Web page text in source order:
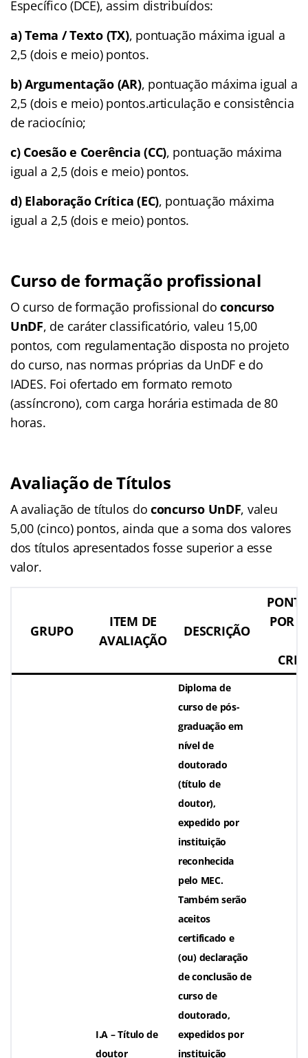
Específico (DCE), assim distribuídos:
a) Tema / Texto (TX), pontuação máxima igual a
2,5 (dois e meio) pontos.
b) Argumentação (AR), pontuação máxima igual a
2,5 (dois e meio) pontos.articulação e consistência
de raciocínio;
c) Coesão e Coerência (CC), pontuação máxima
igual a 2,5 (dois e meio) pontos.
d) Elaboração Crítica (EC), pontuação máxima
igual a 2,5 (dois e meio) pontos.
Curso de formação profissional
O curso de formação profissional doconcurso
UnDF, de caráter classificatório, valeu 15,00
pontos, com regulamentação disposta no projeto
do curso, nas normas próprias da UnDF e do
IADES. Foi ofertado em formato remoto
(assíncrono), com carga horária estimada de 80
horas.
Avaliação de Títulos
A avaliação de títulos do concurso UnDF, valeu
5,00 (cinco) pontos, ainda que a soma dos valores
dos títulos apresentados fosse superior a esse
valor.
GRUPO
ITEM DE
AVALIAÇÃO
DESCRIÇÃO
POR
I.A – Título de
doutor
Diploma de
curso de pós-
graduação em
nível de
doutorado
(título de
doutor),
expedido por
instituição
reconhecida
pelo MEC.
Também serão
aceitos
certificado e
(ou) declaração
de conclusão de
curso de
doutorado,
expedidos por
instituição